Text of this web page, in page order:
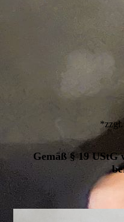
*zzgl.
Gemäß § 19 UStG